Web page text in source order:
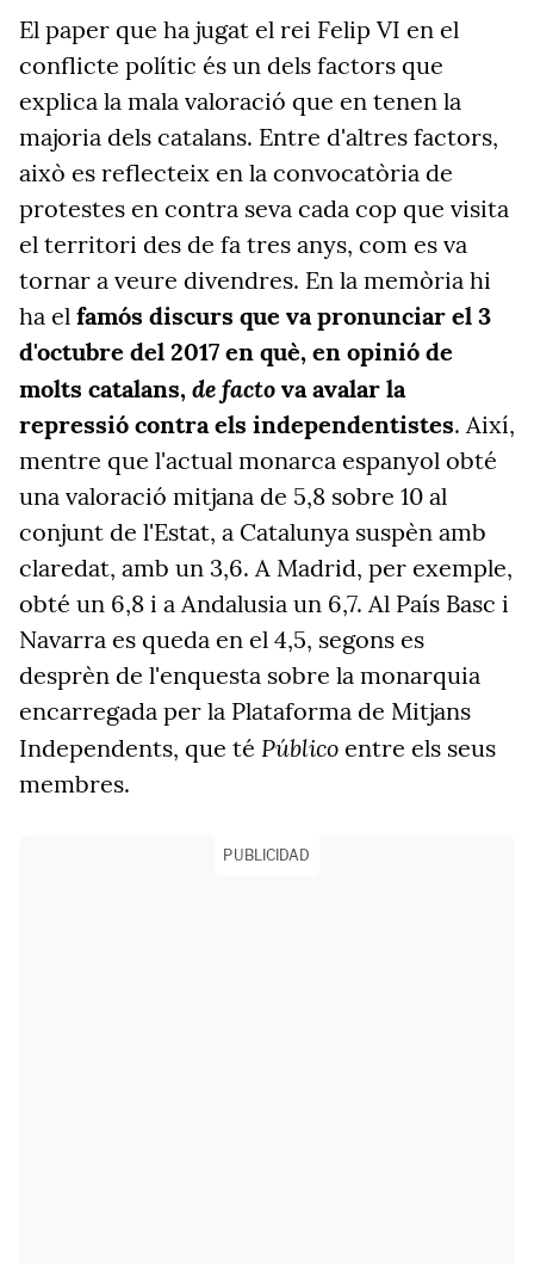
El paper que ha jugat el rei Felip VI en el
conflicte polític és un dels factors que
explica la mala valoració que en tenen la
majoria dels catalans. Entre d'altres factors,
això es reflecteix en la convocatòria de
protestes en contra seva cada cop que visita
el territori des de fa tres anys, com es va
tornar a veure divendres. En la memòria hi
ha el famós discurs que va pronunciar el 3
d'octubre del 2017 en què, en opinió de
molts catalans, de facto va avalar la
repressió contra els independentistes. Així,
mentre que l'actual monarca espanyol obté
una valoració mitjana de 5,8 sobre 10 al
conjunt de l'Estat, a Catalunya suspèn amb
claredat, amb un 3,6. A Madrid, per exemple,
obté un 6,8 i a Andalusia un 6,7. Al País Basc i
Navarra es queda en el 4,5, segons es
desprèn de l'enquesta sobre la monarquia
encarregada per la Plataforma de Mitjans
Independents, que té Público entre els seus
membres.
PUBLICIDAD